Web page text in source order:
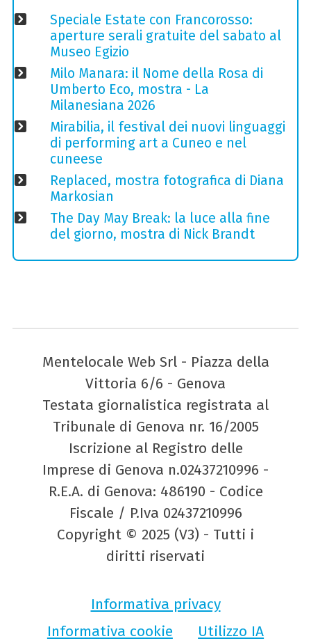
Speciale Estate con Francorosso:
aperture serali gratuite del sabato al
Museo Egizio
Milo Manara: il Nome della Rosa di
Umberto Eco, mostra - La
Milanesiana 2026
Mirabilia, il festival dei nuovi linguaggi
di performing art a Cuneo e nel
cuneese
Replaced, mostra fotografica di Diana
Markosian
The Day May Break: la luce alla fine
del giorno, mostra di Nick Brandt
Mentelocale Web Srl - Piazza della
Vittoria 6/6 - Genova
Testata giornalistica registrata al
Tribunale di Genova nr. 16/2005
Iscrizione al Registro delle
Imprese di Genova n.02437210996 -
R.E.A. di Genova: 486190 - Codice
Fiscale / P.Iva 02437210996
Copyright © 2025 (V3) - Tutti i
diritti riservati
Informativa privacy
Informativa cookie
Utilizzo IA